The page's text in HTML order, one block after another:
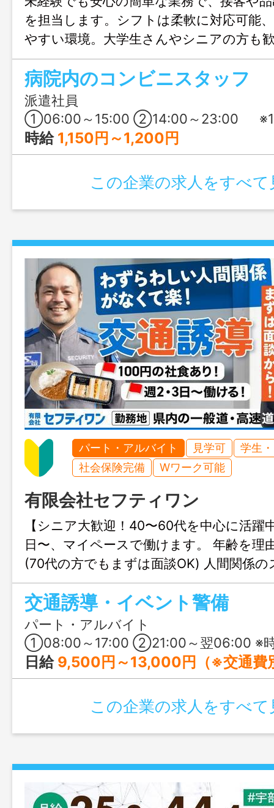
を担当します。シフトは柔軟に対応可能
やすい環境。大学生さんやシニアの方も
みも大歓迎、まずはじょぶる山口までお
ださい。
病院内のコンビニスタッフ
派遣社員
①06:00～15:00 ②14:00～23:00 ※1日6時間勤務も調整可能
時給 1,150円～1,200円
この企業の求人をすべて
パート・アルバイト 見学可
学生
社会保険完備
Wワーク可能
有限会社セフティワン
【シニア大歓迎！40〜60代を中心に活躍
日〜、マイペースで働けます。 年齢を理
(70代の方でもまずは面談OK) 人間関係
く、長く続けられる環境です◎
交通誘導・イベント警備
パート・アルバイト
①08:00～17:00 ②21:00～翌06:00 ※時期など
日給 9,500円～13,000円（※交通費
この企業の求人をすべて